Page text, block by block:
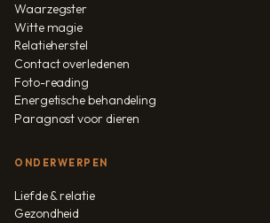
Waarzegster
Witte magie
Relatieherstel
Contact overledenen
Foto-reading
Energetische behandeling
Paragnost voor dieren
ONDERWERPEN
Liefde & relatie
Gezondheid